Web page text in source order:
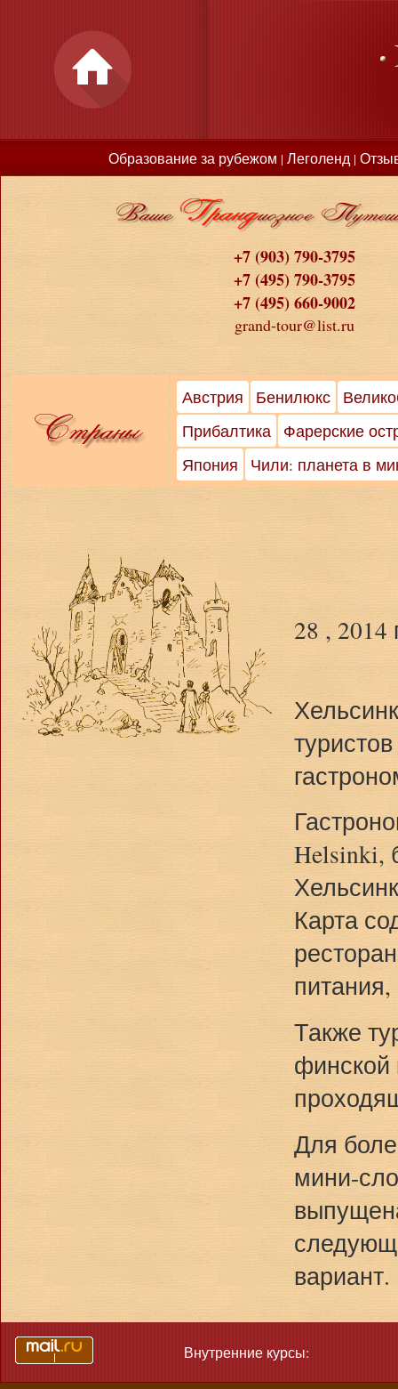
Образование за рубежом | Леголенд |
+7 (903) 790-3795
+7 (495) 790-3795
+7 (495) 660-9002
grand-tour@list.ru
Австрия Бенилюкс
Прибалтика
Фарерские
Япония
Чили: планета в
28 ,
Helsinki,
Карта
Также
финской
Для
мини-
Внутренние курсы: